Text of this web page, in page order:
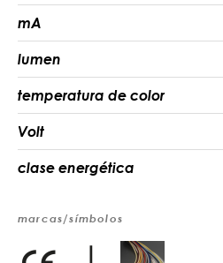
mA
lumen
temperatura de color
Volt
clase energética
marcas/símbolos